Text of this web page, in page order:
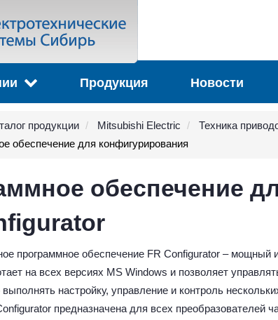
Продукция Новости
продукции Mitsubishi Electric Техника
обеспечение для конфигурирования
обеспечение
программное обеспечение FR Configurator –
на всех версиях MS Windows и позволяет
настройку, управление и контроль
предназначена для всех преобразователей